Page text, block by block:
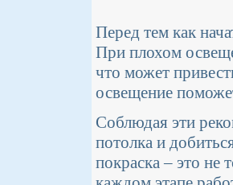
Перед тем как
При плохом
что может
освещение
Соблюдая эти
потолка и
покраска – это не